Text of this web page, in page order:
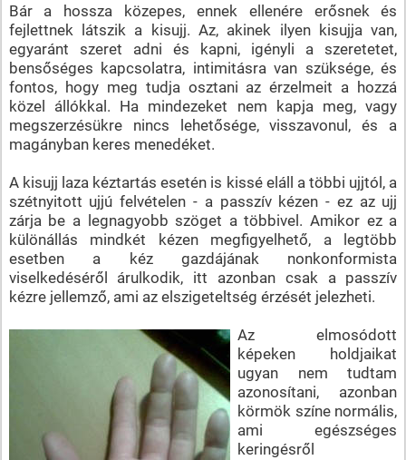
Bár a hossza közepes, ennek ellenére erősnek és
fejlettnek látszik a kisujj. Az, akinek ilyen kisujja van,
egyaránt szeret adni és kapni, igényli a szeretetet,
bensőséges kapcsolatra, intimitásra van szüksége, és
fontos, hogy meg tudja osztani az érzelmeit a hozzá
közel állókkal. Ha mindezeket nem kapja meg, vagy
megszerzésükre nincs lehetősége, visszavonul, és a
magányban keres menedéket.
A kisujj laza kéztartás esetén is kissé eláll a többi ujjtól, a
szétnyitott ujjú felvételen - a passzív kézen - ez az ujj
zárja be a legnagyobb szöget a többivel. Amikor ez a
különállás mindkét kézen megfigyelhető, a legtöbb
esetben a kéz gazdájának nonkonformista
viselkedéséről árulkodik, itt azonban csak a passzív
kézre jellemző, ami az elszigeteltség érzését jelezheti.
Az elmosódott
képeken holdjaikat
ugyan nem tudtam
azonosítani, azonban
körmök színe normális,
ami egészséges
keringésről